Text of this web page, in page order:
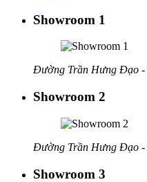
Showroom 1
Đường Trần Hưng Đạo -
Showroom 2
Đường Trần Hưng Đạo -
Showroom 3